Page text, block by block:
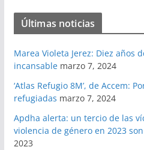
Últimas noticias
Marea Violeta Jerez: Diez años
incansable marzo 7, 2024
‘Atlas Refugio 8M’, de Accem:
refugiadas marzo 7, 2024
Apdha alerta: un tercio de las
violencia de género en 2023
2023